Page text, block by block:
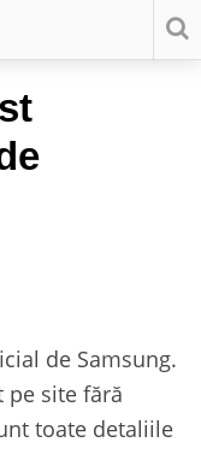
de Samsung.
pe site fără
toate detaliile